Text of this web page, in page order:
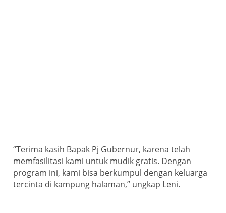
“Terima kasih Bapak Pj Gubernur, karena telah
memfasilitasi kami untuk mudik gratis. Dengan
program ini, kami bisa berkumpul dengan keluarga
tercinta di kampung halaman,” ungkap Leni.